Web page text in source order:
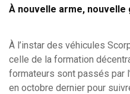
À nouvelle arme, nouvelle
À l’instar des véhicules
celle de la formation
formateurs sont passés par
en octobre dernier pour